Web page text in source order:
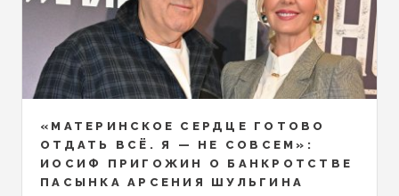
«МАТЕРИНСКОЕ СЕРДЦЕ ГОТОВО
ОТДАТЬ ВСЁ. Я — НЕ СОВСЕМ»:
ИОСИФ ПРИГОЖИН О БАНКРОТСТВЕ
ПАСЫНКА АРСЕНИЯ ШУЛЬГИНА